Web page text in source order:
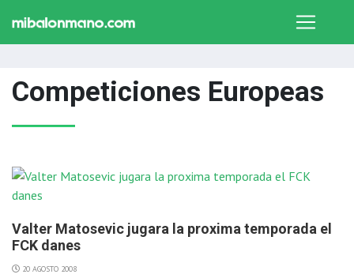
Competiciones Europeas
Valter Matosevic jugara la proxima temporada el
FCK danes
20 AGOSTO 2008